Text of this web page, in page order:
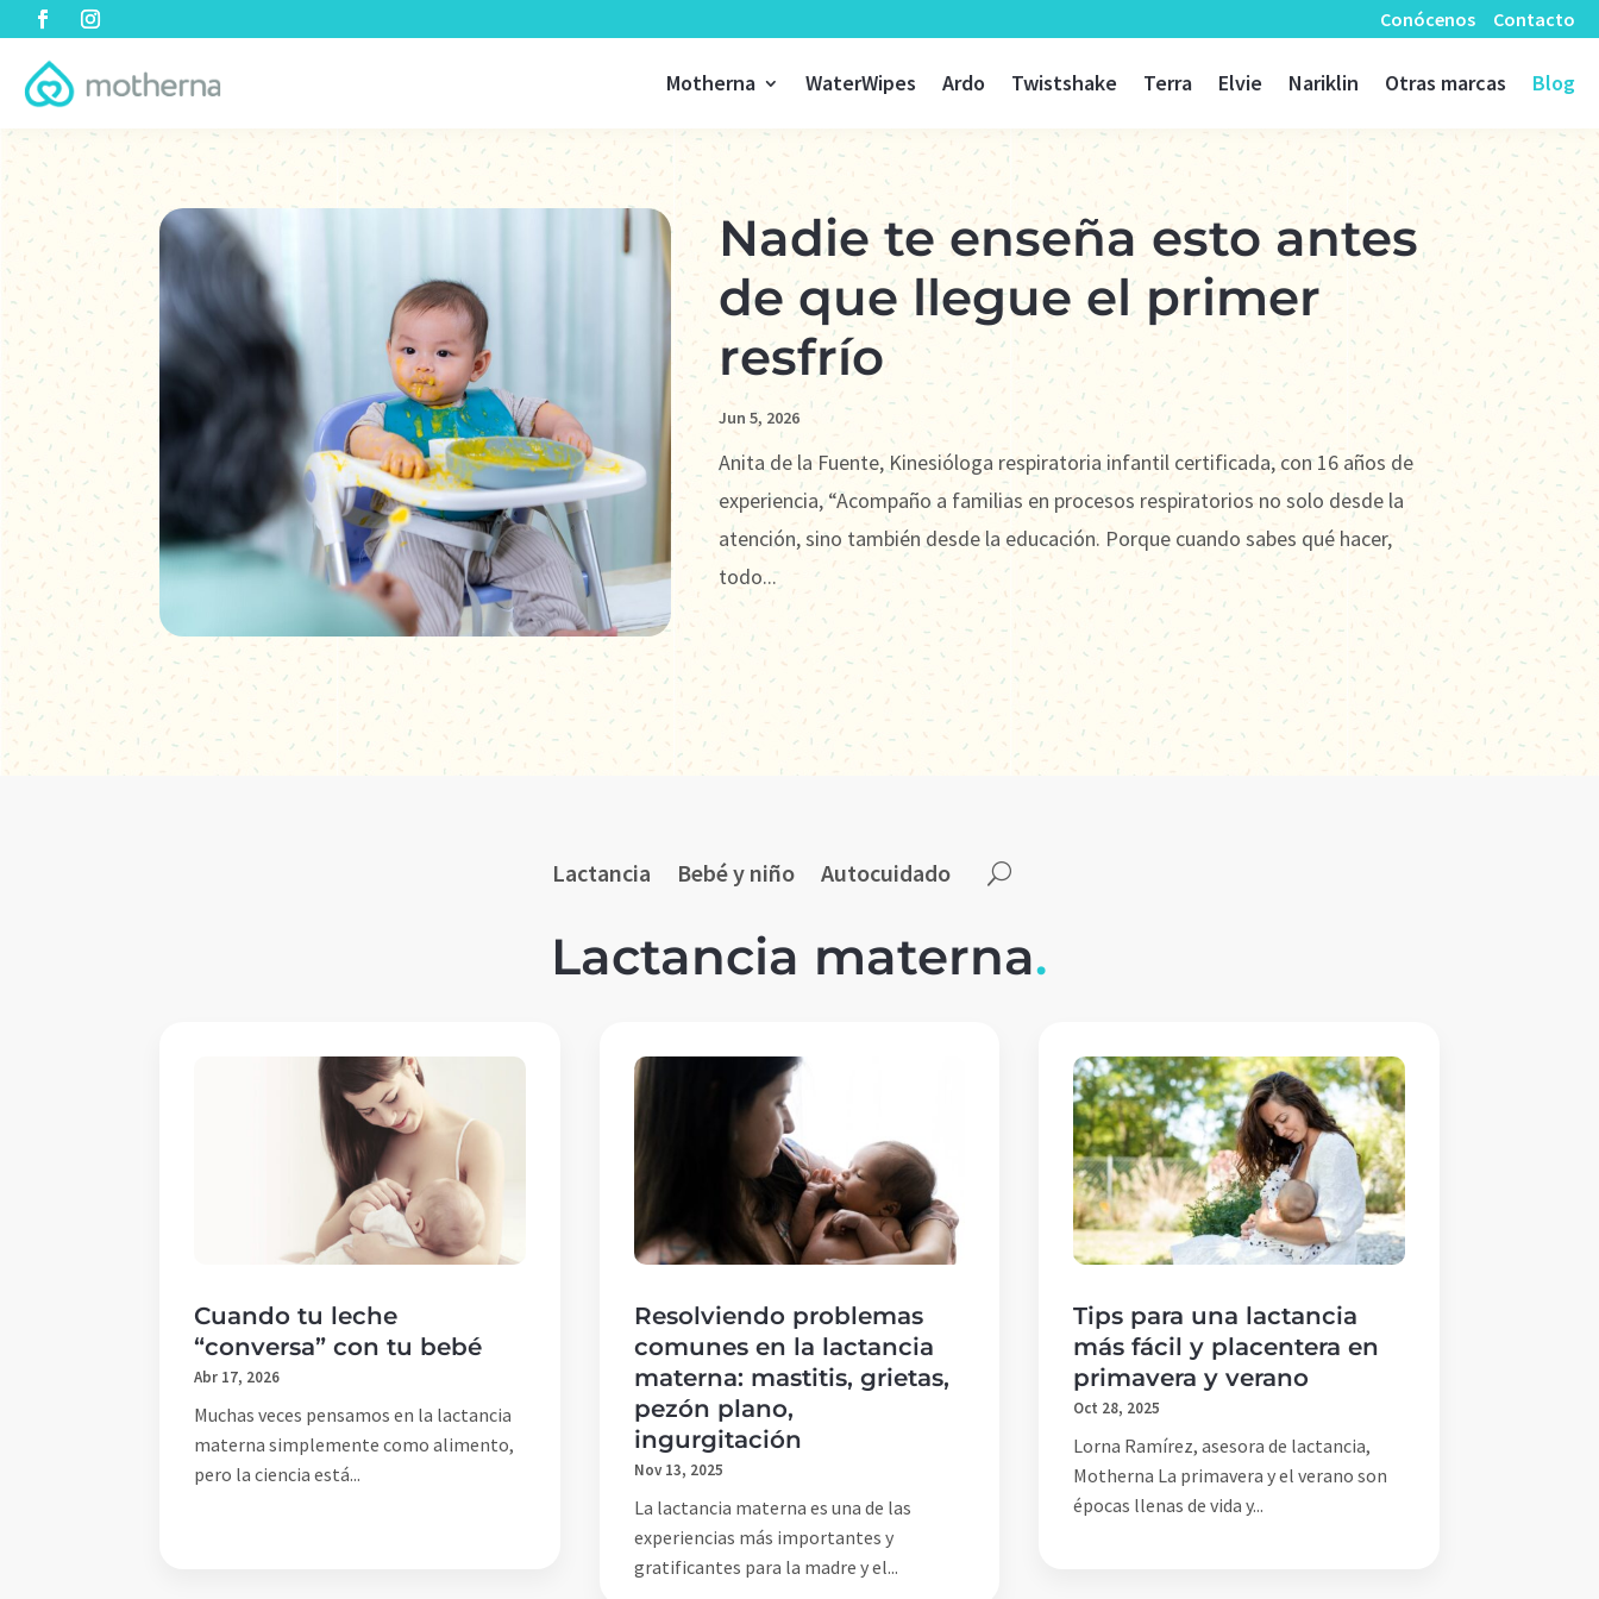
Conócenos Contacto
Motherna WaterWipes Ardo Twistshake Terra Elvie Nariklin Otras marcas Blog
Nadie te enseña esto antes
de que llegue el primer
resfrío
Jun 5, 2026
Anita de la Fuente, Kinesióloga respiratoria infantil certificada, con 16 años de
experiencia, “Acompaño a familias en procesos respiratorios no solo desde la
atención, sino también desde la educación. Porque cuando sabes qué hacer,
todo...
Lactancia Bebé y niño Autocuidado
Lactancia materna.
Cuando tu leche
“conversa” con tu bebé
Abr 17, 2026
Muchas veces pensamos en la lactancia
materna simplemente como alimento,
pero la ciencia está...
Resolviendo problemas
comunes en la lactancia
materna: mastitis, grietas,
pezón plano,
ingurgitación
Nov 13, 2025
La lactancia materna es una de las
experiencias más importantes y
gratificantes para la madre y el...
Tips para una lactancia
más fácil y placentera en
primavera y verano
Oct 28, 2025
Lorna Ramírez, asesora de lactancia,
Motherna La primavera y el verano son
épocas llenas de vida y...